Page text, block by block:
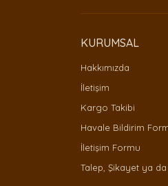
Bu ürüne
KURUMSAL
Hakkımızda
İletişim
Kargo Takibi
Havale Bildirim
İletişim Formu
Talep, Şikayet ya